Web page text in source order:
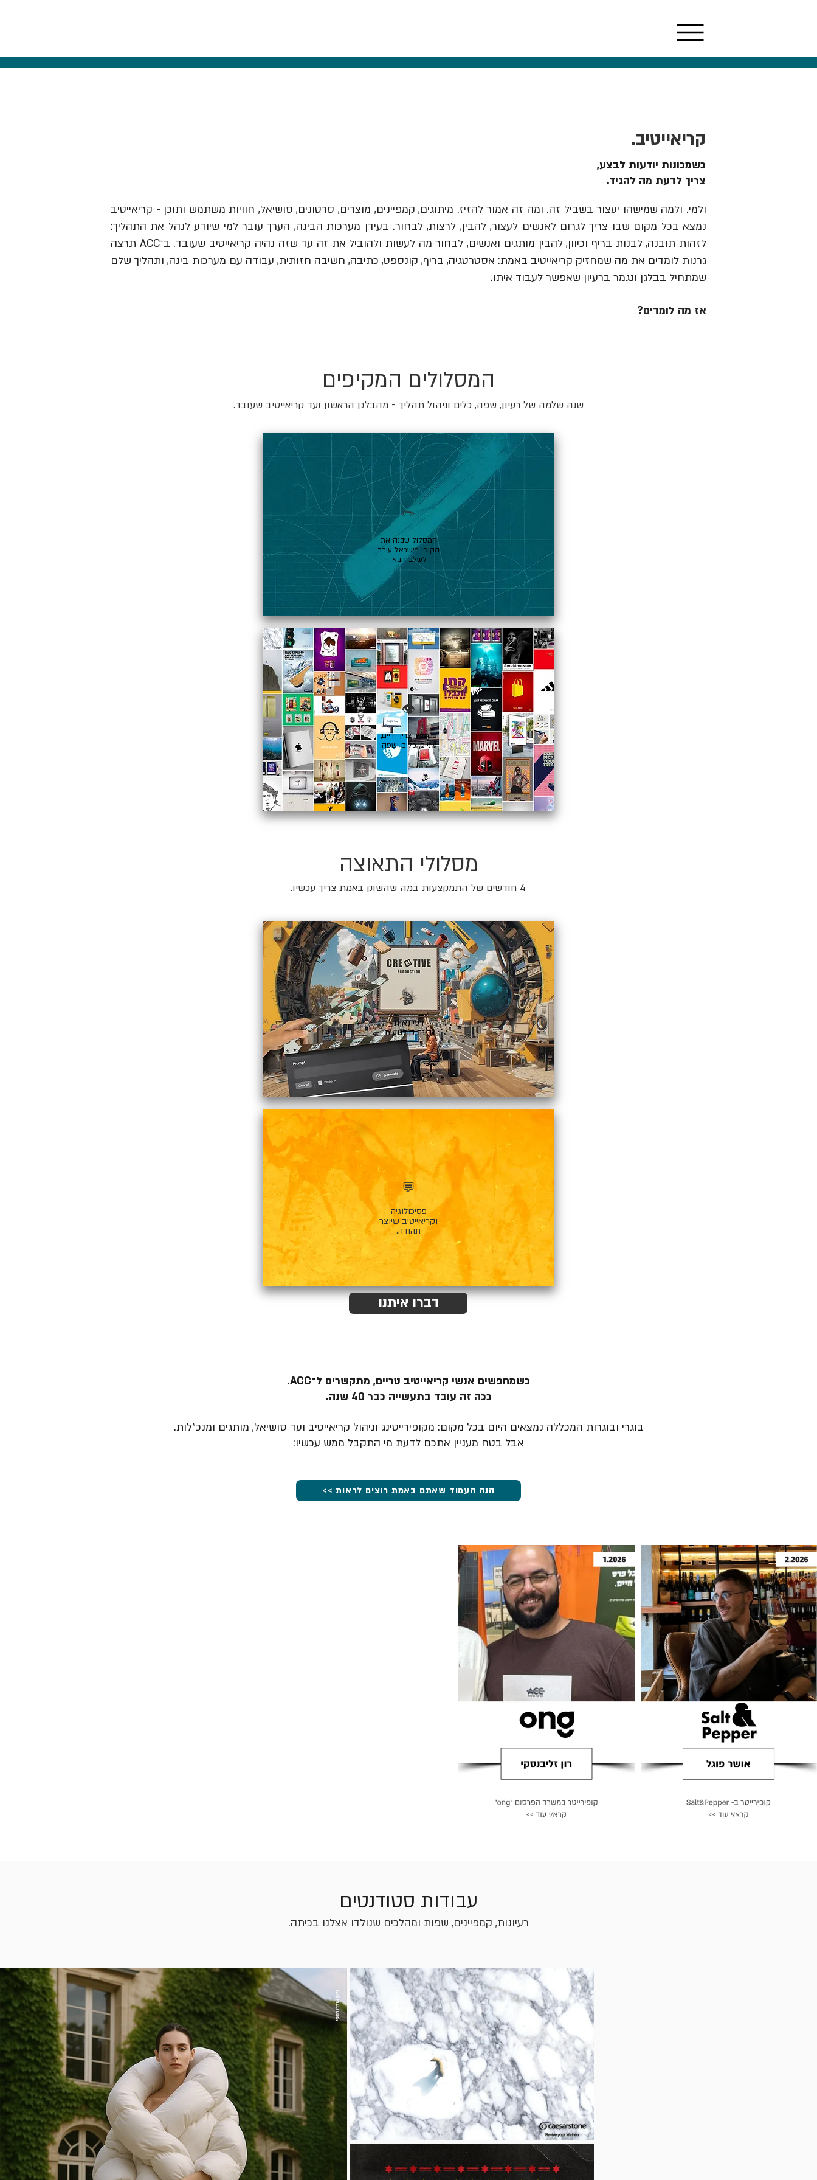
קריאייטיב.
כשמכונות יודעות לבצע,
צריך לדעת מה להגיד.
ולמי. ולמה שמישהו יעצור בשביל זה. ומה זה אמור להזיז. מיתוגים, קמפיינים, מוצרים, סרטונים, סושיאל, חוויות משתמש ותוכן - קריאייטיב
נמצא בכל מקום שבו צריך לגרום לאנשים לעצור, להבין, לרצות, לבחור. בעידן מערכות הבינה, הערך עובר למי שיודע לנהל את התהליך:
לזהות תובנה, לבנות בריף וכיוון, להבין מותגים ואנשים, לבחור מה לעשות ולהוביל את זה עד שזה נהיה קריאייטיב שעובד. ב־ACC תרצה
גרנות לומדים את מה שמחזיק קריאייטיב באמת: אסטרטגיה, בריף, קונספט, כתיבה, חשיבה חזותית, עבודה עם מערכות בינה, ותהליך שלם
שמתחיל בבלגן ונגמר ברעיון שאפשר לעבוד איתו.
אז מה לומדים?
המסלולים המקיפים
שנה שלמה של רעיון, שפה, כלים וניהול תהליך - מהבלגן הראשון ועד קריאייטיב שעובד.
✏️
המסלול שבנה את
הקופי בישראל עובר
לשלב הבא.
👁️
כשרעיון צריך ידיים,
עיניים, כלים ושפה.
מסלולי התאוצה
4 חודשים של התמקצעות במה שהשוק באמת צריך עכשיו.
🎬
רעיונאות
ובינה קולנועית.
💬
פסיכולוגיה
וקריאייטיב שיוצר
תהודה.
דברו איתנו
כשמחפשים אנשי קריאייטיב טריים, מתקשרים ל־ACC.
ככה זה עובד בתעשייה כבר 40 שנה.
בוגרי ובוגרות המכללה נמצאים היום בכל מקום: מקופירייטינג וניהול קריאייטיב ועד סושיאל, מותגים ומנכ״לות.
אבל בטח מעניין אתכם לדעת מי התקבל ממש עכשיו:
הנה העמוד שאתם באמת רוצים לראות >>
עבודות סטודנטים
רעיונות, קמפיינים, שפות ומהלכים שנולדו אצלנו בכיתה.